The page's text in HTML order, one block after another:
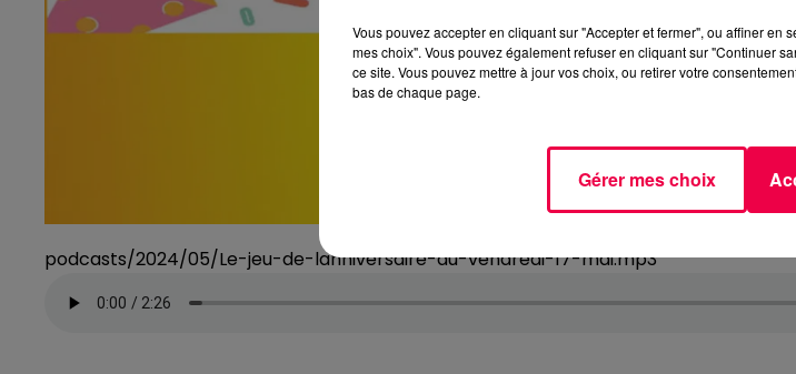
podcasts/2024/05/Le-jeu-de-lanniversaire-du-vendredi-17-mai.mp3
Vous pouvez accepter en cliquant sur "Accepter et fermer", ou affiner en
mes choix". Vous pouvez également refuser en cliquant sur "Continuer
ce site. Vous pouvez mettre à jour vos choix, ou retirer votre
bas de chaque page.
Gérer mes choix